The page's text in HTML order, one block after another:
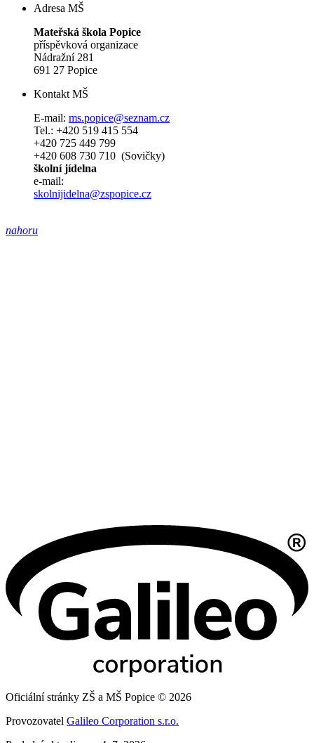
Adresa MŠ
Mateřská škola Popice
příspěvková organizace
Nádražní 281
691 27 Popice
Kontakt MŠ
E-mail: ms.popice@seznam.cz
Tel.: +420 519 415 554
+420 725 449 799
+420 608 730 710 (Sovičky)
školní jídelna
e-mail:
skolnijidelna@zspopice.cz
nahoru
Oficiální stránky ZŠ a MŠ Popice © 2026
Provozovatel Galileo Corporation s.r.o.